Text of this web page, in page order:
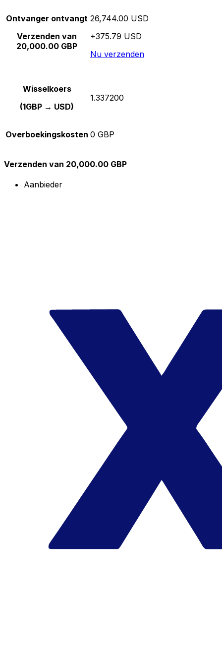
Ontvanger ontvangt
Verzenden van
20,000.00 GBP
26,744.00 USD
+375.79 USD
Nu verzenden
Wisselkoers
(1GBP → USD)
1.337200
Overboekingskosten 0 GBP
Verzenden van 20,000.00 GBP
Aanbieder